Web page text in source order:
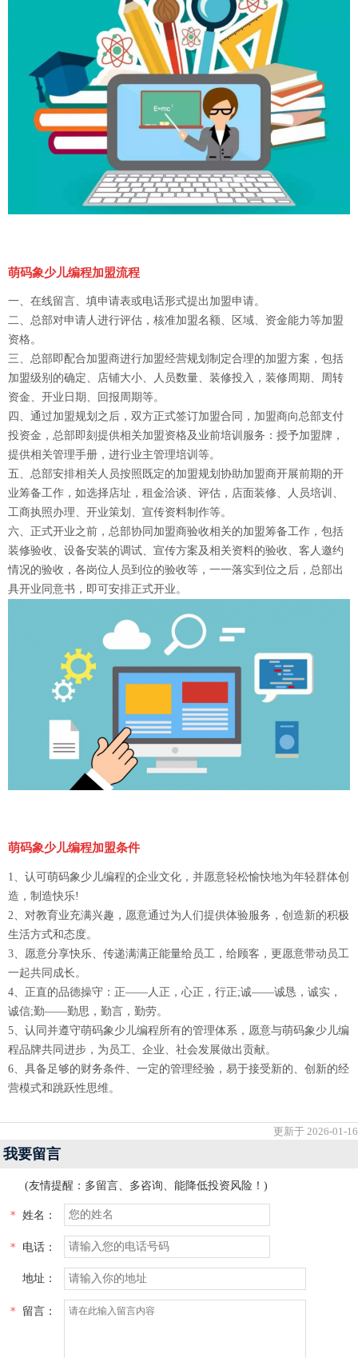
萌码象少儿编程加盟流程
一、在线留言、填申请表或电话形式提出加盟申请。
二、总部对申请人进行评估，核准加盟名额、区域、资金能力等加盟
资格。
三、总部即配合加盟商进行加盟经营规划制定合理的加盟方案，包括
加盟级别的确定、店铺大小、人员数量、装修投入，装修周期、周转
资金、开业日期、回报周期等。
四、通过加盟规划之后，双方正式签订加盟合同，加盟商向总部支付
投资金，总部即刻提供相关加盟资格及业前培训服务：授予加盟牌，
提供相关管理手册，进行业主管理培训等。
五、总部安排相关人员按照既定的加盟规划协助加盟商开展前期的开
业筹备工作，如选择店址，租金洽谈、评估，店面装修、人员培训、
工商执照办理、开业策划、宣传资料制作等。
六、正式开业之前，总部协同加盟商验收相关的加盟筹备工作，包括
装修验收、设备安装的调试、宣传方案及相关资料的验收、客人邀约
情况的验收，各岗位人员到位的验收等，一一落实到位之后，总部出
具开业同意书，即可安排正式开业。
萌码象少儿编程加盟条件
1、认可萌码象少儿编程的企业文化，并愿意轻松愉快地为年轻群体创
造，制造快乐!
2、对教育业充满兴趣，愿意通过为人们提供体验服务，创造新的积极
生活方式和态度。
3、愿意分享快乐、传递满满正能量给员工，给顾客，更愿意带动员工
一起共同成长。
4、正直的品德操守：正——人正，心正，行正;诚——诚恳，诚实，
诚信;勤——勤思，勤言，勤劳。
5、认同并遵守萌码象少儿编程所有的管理体系，愿意与萌码象少儿编
程品牌共同进步，为员工、企业、社会发展做出贡献。
6、具备足够的财务条件、一定的管理经验，易于接受新的、创新的经
营模式和跳跃性思维。
更新于 2026-01-16
我要留言
(友情提醒：多留言、多咨询、能降低投资风险！)
* 姓名：
* 电话：
地址：
* 留言：